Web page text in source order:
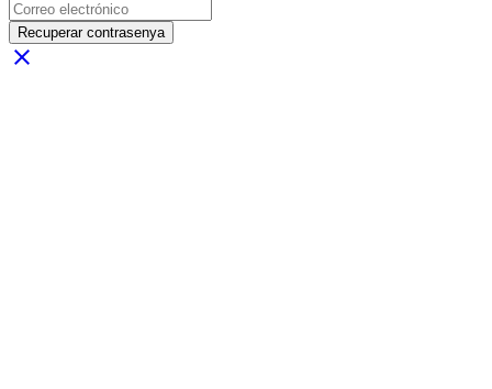
Recuperar contrasenya
close